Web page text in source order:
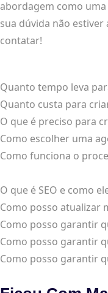
abordagem como
sua dúvida não
contatar!
Quanto tempo leva
Quanto custa para
O que é preciso para
Como escolher uma
Como funciona o
O que é SEO e como
Como posso atualizar
Como posso garantir
Como posso garantir
Como posso garantir